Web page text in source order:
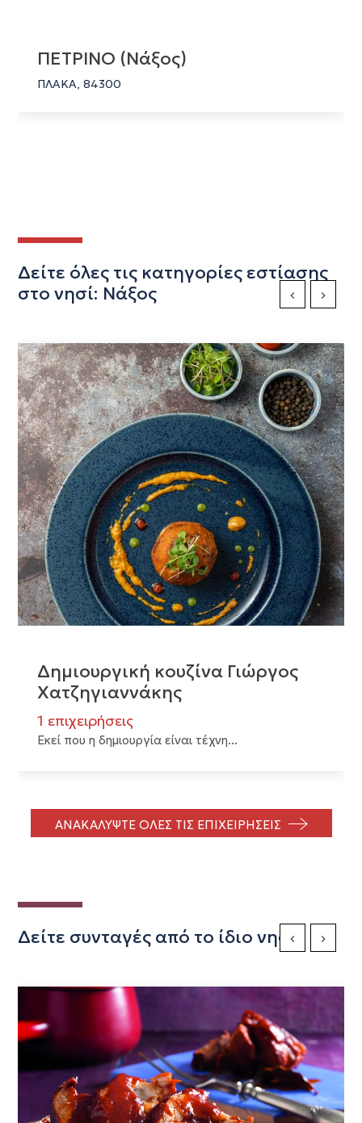
ΠΕΤΡΙΝΟ (Νάξος)
ΠΛΑΚΑ, 84300
Δείτε όλες τις κατηγορίες εστίασης
στο νησί: Νάξος
Δημιουργική κουζίνα Γιώργος
Χατζηγιαννάκης
1 επιχειρήσεις
Εκεί που η δημιουργία είναι τέχνη...
Previous Slide
Next
ΑΝΑΚΑΛΥΨΤΕ ΟΛΕΣ ΤΙΣ ΕΠΙΧΕΙΡΗΣΕΙΣ
Δείτε συνταγές από το ίδιο νησίPrevious Slide
Next